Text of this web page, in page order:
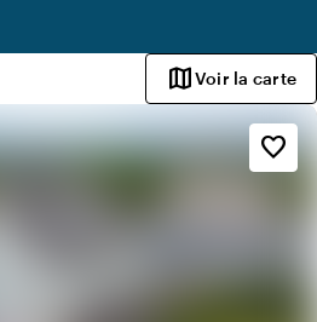
mapVoir la carte
favorite_border
Ambiance
info
Chaleureux